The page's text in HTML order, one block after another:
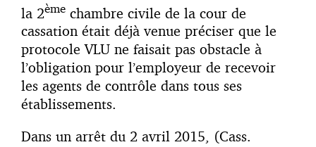
la 2ème chambre civile de la cour de
cassation était déjà venue préciser que le
protocole VLU ne faisait pas obstacle à
l’obligation pour l’employeur de recevoir
les agents de contrôle dans tous ses
établissements.
Dans un arrêt du 2 avril 2015, (Cass.